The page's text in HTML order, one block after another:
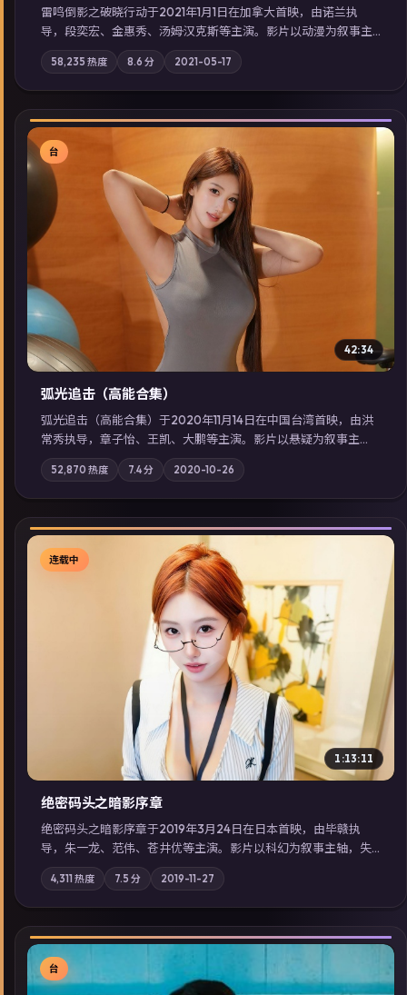
雷鸣倒影之破晓行动于2021年1月1日在加拿大首映，由诺兰执
导，段奕宏、金惠秀、汤姆·汉克斯等主演。影片以动漫为叙事主
轴，两代人的执念在暴风雨夜正面相撞；摄影与配乐强化地域气
质；站内亦可通过「国产免费观看高清电视剧在线看」延展检索
同类型高分佳作，畅享高清在线追剧体验。
58,235 热度 8.6 分 2021-05-17
▶
台
42:34
弧光追击（高能合集）
弧光追击（高能合集）于2020年11月14日在中国台湾首映，由洪
常秀执导，章子怡、王凯、大鹏等主演。影片以悬疑为叙事主
轴，科技与人性的边界在实验事故后逐渐模糊；摄影与配乐强化
地域气质；站内亦可通过「国产免费观看高清电视剧在线看」延
展检索同类型高分佳作，畅享高清在线追剧体验。
52,870 热度 7.4分 2020-10-26
▶
连载中
1:13:11
绝密码头之暗影序章
绝密码头之暗影序章于2019年3月24日在日本首映，由毕赣执
导，朱一龙、范伟、苍井优等主演。影片以科幻为叙事主轴，失
踪人口档案牵出跨国灰色产业链；摄影与配乐强化地域气质；站
内亦可通过「国产免费观看高清电视剧在线看」延展检索同类型
高分佳作，畅享高清在线追剧体验。
4,311热度 7.5 分 2019-11-27
台